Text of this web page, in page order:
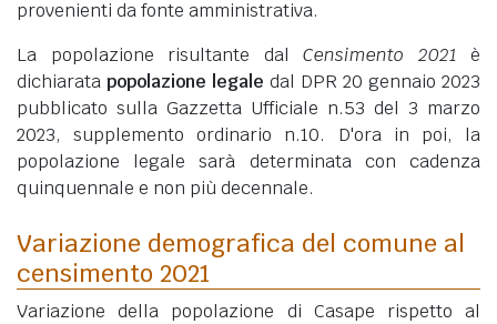
provenienti da fonte amministrativa.
La popolazione risultante dal Censimento 2021 è
dichiarata popolazione legale dal DPR 20 gennaio 2023
pubblicato sulla Gazzetta Ufficiale n.53 del 3 marzo
2023, supplemento ordinario n.10. D'ora in poi, la
popolazione legale sarà determinata con cadenza
quinquennale e non più decennale.
Variazione demografica del comune al
censimento 2021
Variazione della popolazione di Casape rispetto al